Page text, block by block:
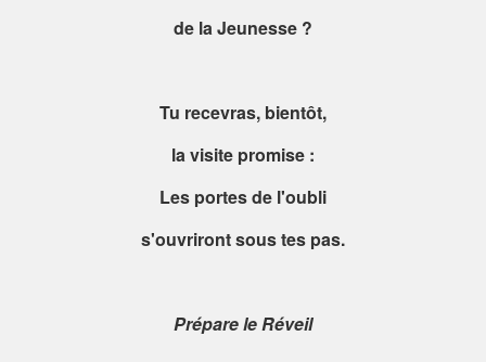
de la Jeunesse ?
Tu recevras, bientôt,
la visite promise :
Les portes de l'oubli
s'ouvriront sous tes pas.
Prépare le Réveil